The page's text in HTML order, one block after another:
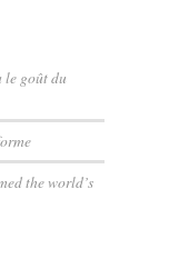
le goût du
the world’s